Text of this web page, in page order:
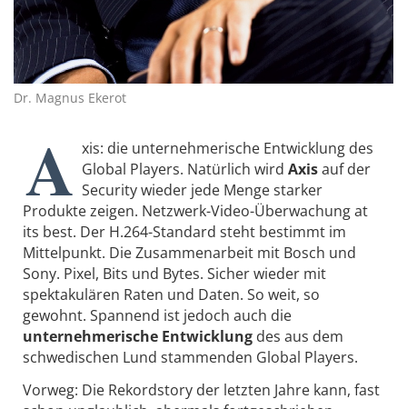
Dr. Magnus Ekerot
A xis: die unternehmerische Entwicklung des
Global Players. Natürlich wird Axisauf der
Security wieder jede Menge starker
Produkte zeigen. Netzwerk-Video-Überwachung at
its best. Der H.264-Standard steht bestimmt im
Mittelpunkt. Die Zusammenarbeit mit Bosch und
Sony. Pixel, Bits und Bytes. Sicher wieder mit
spektakulären Raten und Daten. So weit, so
gewohnt. Spannend ist jedoch auch die
unternehmerische Entwicklung des aus dem
schwedischen Lund stammenden Global Players.
Vorweg: Die Rekordstory der letzten Jahre kann, fast